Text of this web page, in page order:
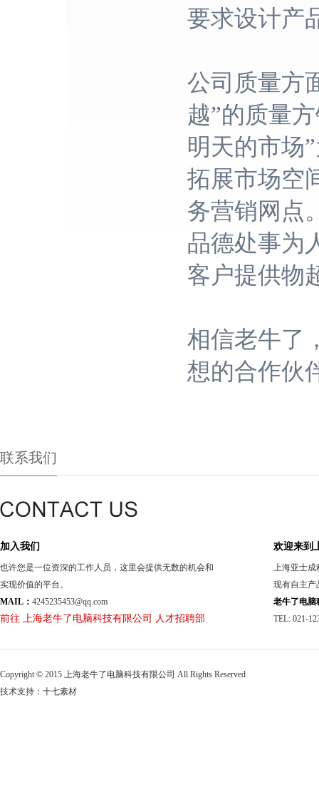
要求设计产
公司质量方
越”的质量
明天的市场
拓展市场空
务营销网点
品德处事为
客户提供物
相信老牛了
想的合作伙
联系我们
加入我们
也许您是一位资深的工作人员，这里会提供无数的机会和
实现价值的平台。
MAIL： 4245235453@qq.com
前往 上海老牛了电脑科技有限公司 人才招聘部
欢迎来到
上海亚士成
现有自主产
老牛了电脑
TEL: 021-
Copyright © 2015 上海老牛了电脑科技有限公司 All Rights Reserved
技术支持：十七素材